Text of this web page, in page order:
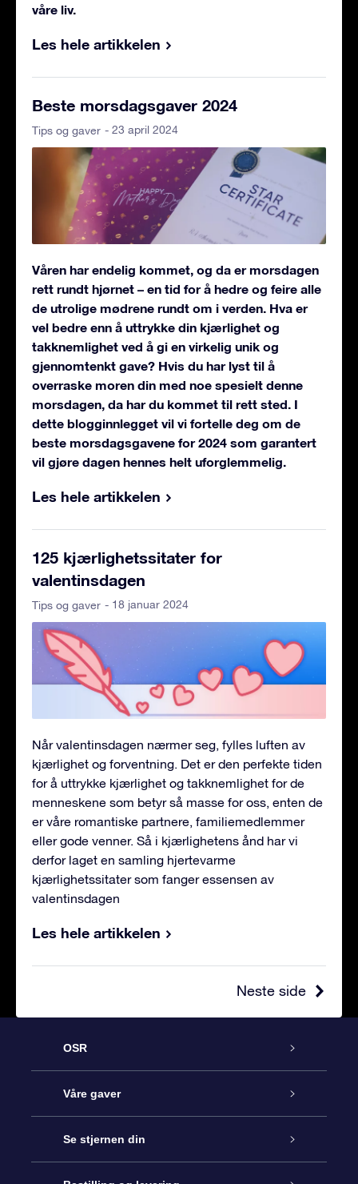
våre liv.
Les hele artikkelen
Beste morsdagsgaver 2024
Tips og gaver - 23 april 2024
Våren har endelig kommet, og da er morsdagen
rett rundt hjørnet – en tid for å hedre og feire alle
de utrolige mødrene rundt om i verden. Hva er
vel bedre enn å uttrykke din kjærlighet og
takknemlighet ved å gi en virkelig unik og
gjennomtenkt gave? Hvis du har lyst til å
overraske moren din med noe spesielt denne
morsdagen, da har du kommet til rett sted. I
dette blogginnlegget vil vi fortelle deg om de
beste morsdagsgavene for 2024 som garantert
vil gjøre dagen hennes helt uforglemmelig.
Les hele artikkelen
125 kjærlighetssitater for
valentinsdagen
Tips og gaver - 18 januar 2024
Når valentinsdagen nærmer seg, fylles luften av
kjærlighet og forventning. Det er den perfekte tiden
for å uttrykke kjærlighet og takknemlighet for de
menneskene som betyr så masse for oss, enten de
er våre romantiske partnere, familiemedlemmer
eller gode venner. Så i kjærlighetens ånd har vi
derfor laget en samling hjertevarme
kjærlighetssitater som fanger essensen av
valentinsdagen
Les hele artikkelen
Neste side
OSR
Kundeservice
Kontakt oss
Våre gaver
Online Stjernegave
Se stjernen din